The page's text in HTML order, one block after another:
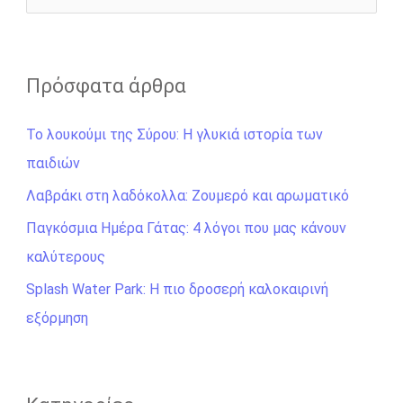
ζ
τ
η
σ
η
γ
ι
α
Πρόσφατα άρθρα
Το λουκούμι της Σύρου: Η γλυκιά ιστορία των
παιδιών
Λαβράκι στη λαδόκολλα: Ζουμερό και αρωματικό
Παγκόσμια Ημέρα Γάτας: 4 λόγοι που μας κάνουν
καλύτερους
Splash Water Park: Η πιο δροσερή καλοκαιρινή
εξόρμηση